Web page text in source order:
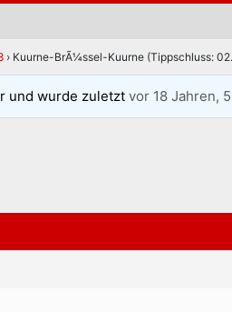
› Kuurne-BrÃ¼ssel-Kuurne (Tippschluss:
und wurde zuletztvor 18 Jahren,